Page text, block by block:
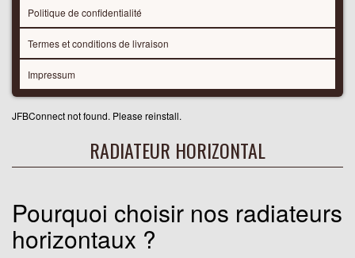
Politique de confidentialité
Termes et conditions de livraison
Impressum
JFBConnect not found. Please reinstall.
RADIATEUR HORIZONTAL
Pourquoi choisir nos radiateurs
horizontaux ?